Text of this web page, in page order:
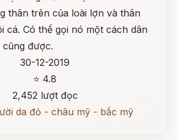
thân trên của loài lợn và thân
cá. Có thể gọi nó một cách dân
cũng được.
30-12-2019
⭐ 4.8
2,452 lượt đọc
da đỏ - châu mỹ - bắc mỹ